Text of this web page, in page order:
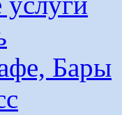
Бары